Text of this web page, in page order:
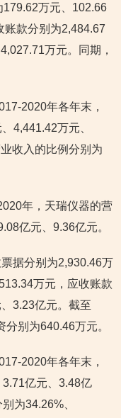
万元、102.66
账款分别为2,484.67
万元。同期，
2020年各年末，
4,441.42万元、
收入的比例分别为
年，天瑞仪器的营
亿元、9.36亿元。
据分别为2,930.46万
万元，应收账款
3.23亿元。截至
别为640.46万元。
2020年各年末，
亿元、3.48亿
为34.26%、